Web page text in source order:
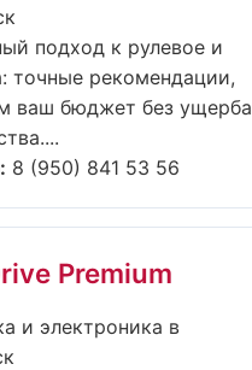
подход к рулевое и
точные рекомендации,
ваш бюджет без ущерба
8 (950) 841 53 56
Premium
и электроника в